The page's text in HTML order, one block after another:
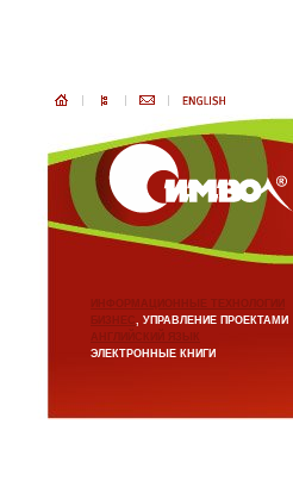
ИНФОРМАЦИОННЫЕ ТЕХНОЛОГИИ
БИЗНЕС, УПРАВЛЕНИЕ ПРОЕКТАМИ
АНГЛИЙСКИЙ ЯЗЫК
ЭЛЕКТРОННЫЕ КНИГИ